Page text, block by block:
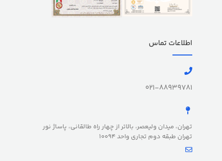
اطلاعات تماس
021-88939781
تهران، میدان ولیعصر، بالاتر از چهار راه طالقانی، پاساژ نور
تهران طبقه دوم تجاری واحد 10094